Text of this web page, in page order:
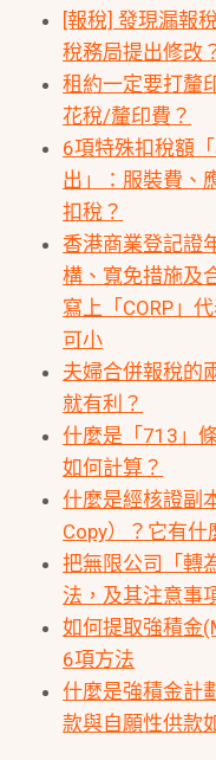
[報稅] 發現漏報
稅務局提出修改
租約一定要打釐
花稅/釐印費？
6項特殊扣稅額
出」：服裝費、
扣稅？
香港商業登記證
構、寬免措施及
寫上「CORP」
可小
夫婦合併報稅的
就有利？
什麼是「713」
如何計算？
什麼是經核證副
Copy）？它有什
把無限公司「轉
法，及其注意事
如何提取強積金
6項方法
什麼是強積金計
款與自願性供款